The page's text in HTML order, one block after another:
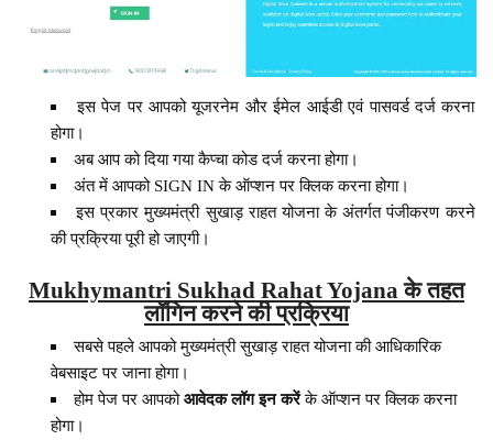
इस पेज पर आपको यूजरनेम और ईमेल आईडी एवं पासवर्ड दर्ज करना
होगा।
अब आप को दिया गया कैप्चा कोड दर्ज करना होगा।
अंत में आपको SIGN IN के ऑप्शन पर क्लिक करना होगा।
इस प्रकार मुख्यमंत्री सुखाड़ राहत योजना के अंतर्गत पंजीकरण करने
की प्रक्रिया पूरी हो जाएगी।
Mukhymantri Sukhad Rahat Yojana के तहत
लॉगिन करने की प्रक्रिया
सबसे पहले आपको मुख्यमंत्री सुखाड़ राहत योजना की आधिकारिक
वेबसाइट पर जाना होगा।
होम पेज पर आपकोआवेदक लॉग इन करेंके ऑप्शन पर क्लिक करना
होगा।